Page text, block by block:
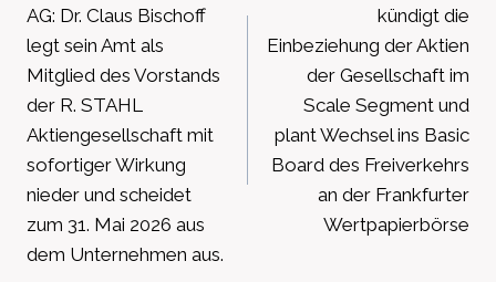
AG: Dr. Claus Bischoff
legt sein Amt als
Mitglied des Vorstands
der R. STAHL
Aktiengesellschaft mit
sofortiger Wirkung
nieder und scheidet
zum 31. Mai 2026 aus
dem Unternehmen aus.
kündigt die
Einbeziehung der Aktien
der Gesellschaft im
Scale Segment und
plant Wechsel ins Basic
Board des Freiverkehrs
an der Frankfurter
Wertpapierbörse